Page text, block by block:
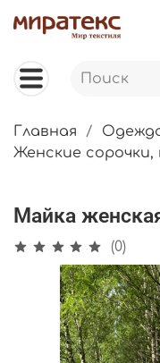
Главная
Женские
Майка
(0)